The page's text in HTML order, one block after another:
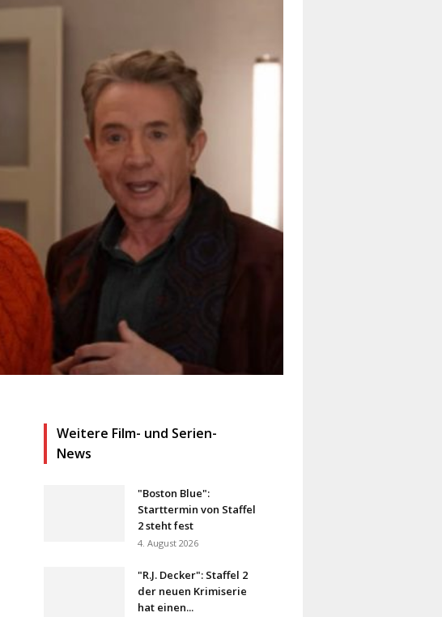
Weitere Film- und Serien-
News
"Boston Blue":
Starttermin von Staffel
2 steht fest
4. August 2026
"R.J. Decker": Staffel 2
der neuen Krimiserie
hat einen...